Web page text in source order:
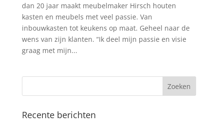
dan 20 jaar maakt meubelmaker Hirsch houten
kasten en meubels met veel passie. Van
inbouwkasten tot keukens op maat. Geheel naar de
wens van zijn klanten. “Ik deel mijn passie en visie
graag met mijn...
Recente berichten